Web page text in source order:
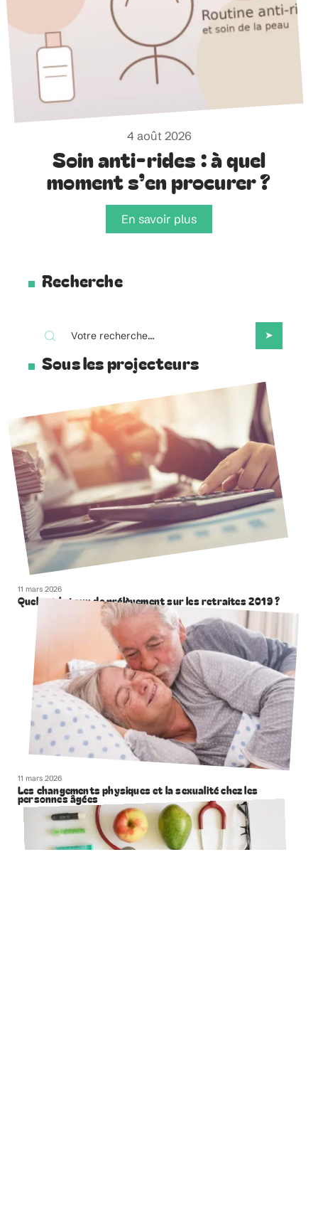
4 août 2026
Soin anti-rides : à quel
moment s’en procurer ?
En savoir plus
Recherche
Sous les projecteurs
11 mars 2026
Quel est le taux de prélèvement sur les retraites 2019 ?
11 mars 2026
Les changements physiques et la sexualité chez les
personnes âgées